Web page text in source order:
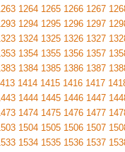
1264 1265 1266 1267
1294 1295 1296 1297
1324 1325 1326 1327
1354 1355 1356 1357
1384 1385 1386 1387
1414 1415 1416 1417
1444 1445 1446 1447
1474 1475 1476 1477
1504 1505 1506 1507
1534 1535 1536 1537